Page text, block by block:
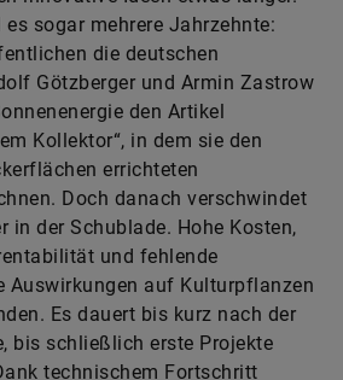
Götzberger und Armin Zastrow
den Artikel
Kollektor“, in dem sie den
errichteten
Doch danach verschwindet
in der Schublade. Hohe Kosten,
und fehlende
Auswirkungen auf Kulturpflanzen
Es dauert bis kurz nach der
bis schließlich erste Projekte
technischem Fortschritt
nun günstiger produziert werden,
setzen weitere Anreize. Durch